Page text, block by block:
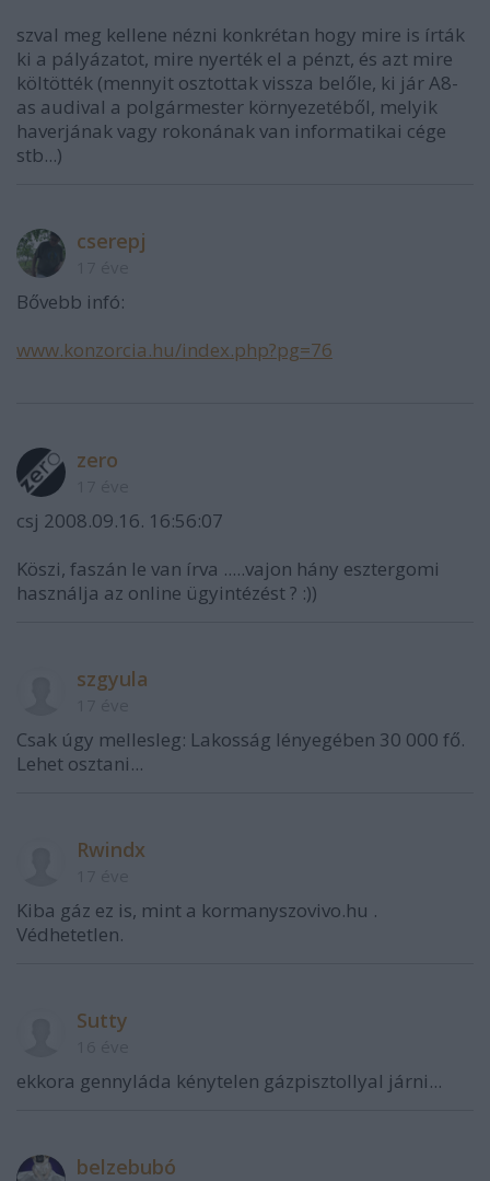
szval meg kellene nézni konkrétan hogy mire is írták
ki a pályázatot, mire nyerték el a pénzt, és azt mire
költötték (mennyit osztottak vissza belőle, ki jár A8-
as audival a polgármester környezetéből, melyik
haverjának vagy rokonának van informatikai cége
stb...)
cserepj
Bővebb infó:
www.konzorcia.hu/index.php?pg=76
zero
csj 2008.09.16. 16:56:07
Köszi, faszán le van írva .....vajon hány esztergomi
használja az online ügyintézést ? :))
szgyula
Csak úgy mellesleg: Lakosság lényegében 30 000 fő.
Lehet osztani...
Rwindx
Kiba gáz ez is, mint a kormanyszovivo.hu .
Védhetetlen.
Sutty
ekkora gennyláda kénytelen gázpisztollyal járni...
belzebubó